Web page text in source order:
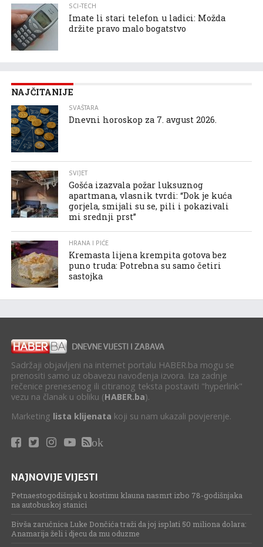
SCI-TECH
Imate li stari telefon u ladici: Možda
držite pravo malo bogatstvo
NAJČITANIJE
SVAŠTARA
Dnevni horoskop za 7. avgust 2026.
SVIJET
Gošća izazvala požar luksuznog
apartmana, vlasnik tvrdi: “Dok je kuća
gorjela, smijali su se, pili i pokazivali
mi srednji prst”
HRANA I PIĆE
Kremasta lijena krempita gotova bez
puno truda: Potrebna su samo četiri
sastojka
Sadržaji objavljeni na internet portalu HABER.ba mogu se
prenositi samo uz obavezu navođenja izvora. Iza zadnje
rečenice prenesenog ili citiranog teksta postaviti "hyperlink"
vezu na članak u obliku (HABER.ba).
Marketing lista klijenata koji su nam ukazali povjerenje.
ok
NAJNOVIJE VIJESTI
Petnaestogodišnjak u kostimu klauna nasmrt izbo 78-godišnjaka
na autobuskoj stanici
Bivša zaručnica Luke Dončića traži da joj isplati 50 miliona dolara:
Anamarija želi i djecu da mu oduzme